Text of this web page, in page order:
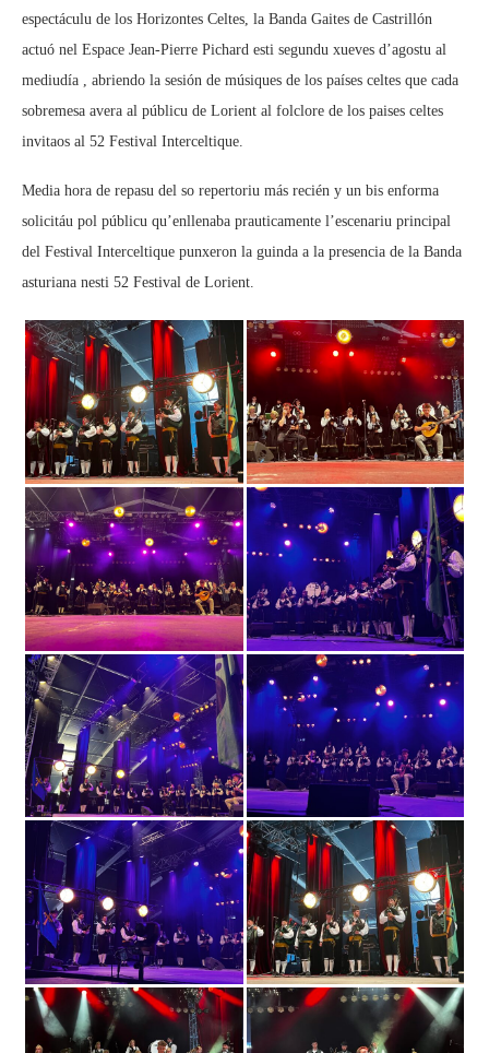
espectáculu de los Horizontes Celtes, la Banda Gaites de Castrillón
actuó nel Espace Jean-Pierre Pichard esti segundu xueves d’agostu al
mediudía , abriendo la sesión de músiques de los países celtes que cada
sobremesa avera al públicu de Lorient al folclore de los paises celtes
invitaos al 52 Festival Interceltique.
Media hora de repasu del so repertoriu más recién y un bis enforma
solicitáu pol públicu qu’enllenaba prauticamente l’escenariu principal
del Festival Interceltique punxeron la guinda a la presencia de la Banda
asturiana nesti 52 Festival de Lorient.